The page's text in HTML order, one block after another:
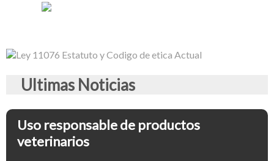
Ultimas Noticias
Uso responsable de productos
veterinarios